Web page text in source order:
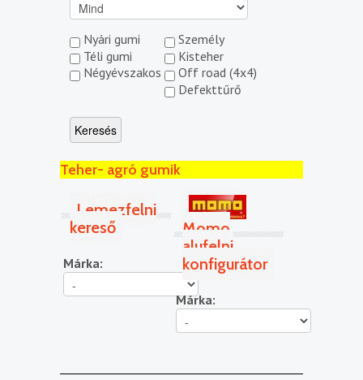
Nyári gumi
Téli gumi
Négyévszakos
Személy
Kisteher
Off road (4x4)
Defekttűrő
Teher- agró gumik
Lemezfelni
kereső
Márka:
Momo
alufelni
konfigurátor
Márka: